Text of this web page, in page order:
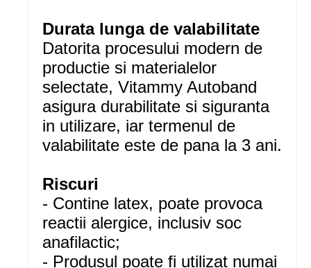
Durata lunga de valabilitate
Datorita procesului modern de
productie si materialelor
selectate, Vitammy Autoband
asigura durabilitate si siguranta
in utilizare, iar termenul de
valabilitate este de pana la 3 ani.
Riscuri
- Contine latex, poate provoca
reactii alergice, inclusiv soc
anafilactic;
- Produsul poate fi utilizat numai